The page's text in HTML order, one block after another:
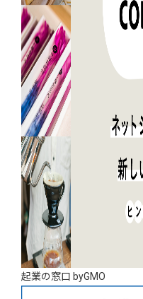
起業の窓口 byGMO